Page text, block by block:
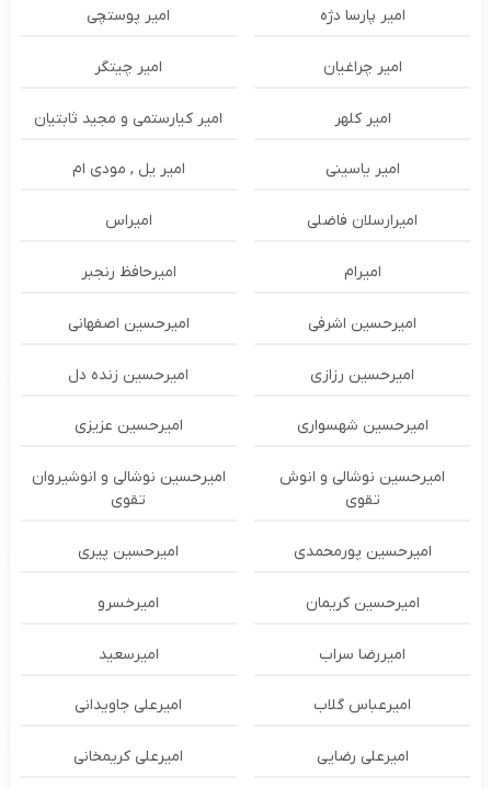
امیر پارسا دژه امیر پوستچی
امیر چراغیان امیر چیتگر
امیر کلهر امیر کیارستمی و مجید ثابتیان
امیر یاسینی امیر یل , مودی ام
امیرارسلان فاضلی امیراس
امیرام امیرحافظ رنجبر
امیرحسین اشرفی امیرحسین اصفهانی
امیرحسین رزازی امیرحسین زنده دل
امیرحسین شهسواری امیرحسین عزیزی
امیرحسین نوشالی و انوش
تقوی
امیرحسین نوشالی و انوشیروان
تقوی
امیرحسین پورمحمدی امیرحسین پیری
امیرحسین کریمان امیرخسرو
امیررضا سراب امیرسعید
امیرعباس گلاب امیرعلی جاویدانی
امیرعلی رضایی امیرعلی کریمخانی